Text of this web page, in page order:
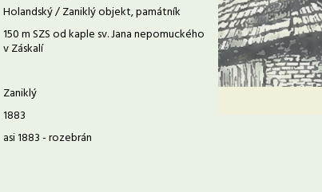
Holandský / Zaniklý objekt, památník
150 m SZS od kaple sv. Jana nepomuckého
v Záskalí
Zaniklý
1883
asi 1883 - rozebrán